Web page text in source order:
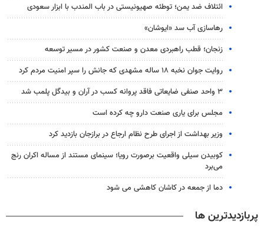
ائتلاف ضد یمن؛ توطئه صهیونیستی در باب المندب با ابزار سعودی
رهاسازی آب سد «ایوشان»
زنجان؛ قطب راهبردی معدن و صنعت کشور در مسیر توسعه
روایت جوان نخبه ۱۸ ساله مشهدی که جانش را سپر امنیت مردم کرد
۳ واحد صنفی ضایعاتی فاقد پروانه کسب در آران و بیدگل پلمب شد
مجلس برای یاری صنعت دارو چه کرده است
وزیر بهداشت از اجرای طرح نظام ارجاع در برازجان بازدید کرد
کوبیدن سیلی واقعیت برصورت رویا؛ سینمای مستند از مساله اکران رنج
می‌برد
دما از جمعه در کاشان کاهشی می شود
پربازدیدترین ها